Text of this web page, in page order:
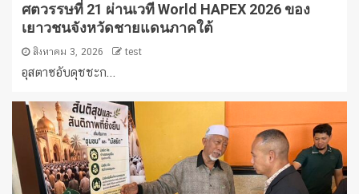
ศตวรรษที่ 21 ผ่านเวที World HAPEX 2026 ของ
เยาวชนจังหวัดชายแดนภาคใต้
สิงหาคม 3, 2026 test
อุสตาซอับดุชชะก...